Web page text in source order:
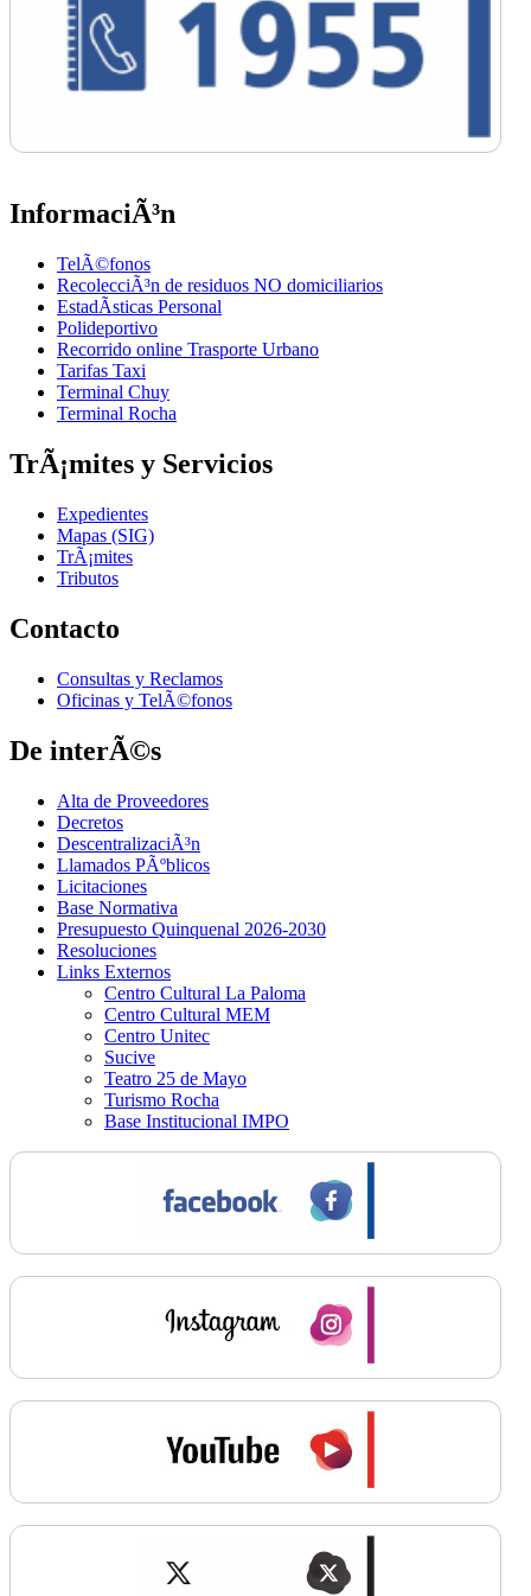
InformaciÃ³n
TelÃ©fonos
RecolecciÃ³n de residuos NO domiciliarios
EstadÃ­sticas Personal
Polideportivo
Recorrido online Trasporte Urbano
Tarifas Taxi
Terminal Chuy
Terminal Rocha
TrÃ¡mites y Servicios
Expedientes
Mapas (SIG)
TrÃ¡mites
Tributos
Contacto
Consultas y Reclamos
Oficinas y TelÃ©fonos
De interÃ©s
Alta de Proveedores
Decretos
DescentralizaciÃ³n
Llamados PÃºblicos
Licitaciones
Base Normativa
Presupuesto Quinquenal 2026-2030
Resoluciones
Links Externos
Centro Cultural La Paloma
Centro Cultural MEM
Centro Unitec
Sucive
Teatro 25 de Mayo
Turismo Rocha
Base Institucional IMPO